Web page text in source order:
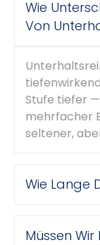
Wie
Von
Stufe tiefer
mehrfacher
seltener,
Wie Lange
Müssen